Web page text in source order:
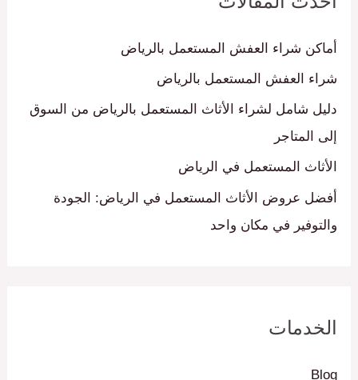
ث
:
أماكن شراء العفش المستعمل بالرياض
شراء العفش المستعمل بالرياض
دليل شامل لشراء الأثاث المستعمل بالرياض من السوق
إلى المتاجر
الأثاث المستعمل في الرياض
أفضل عروض الأثاث المستعمل في الرياض: الجودة
والتوفير في مكان واحد
الخدمات
Blog